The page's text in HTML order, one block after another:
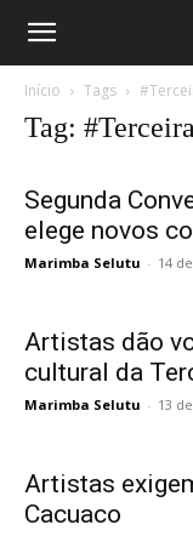
Início Tags
Tag:
Segunda
elege novos
Marimba Selutu - 14
Artistas dão
cultural da
Marimba Selutu - 13
Artistas
Cacuaco